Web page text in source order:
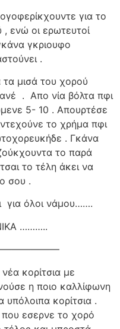
για το
, ενώ οι ερωτευτοί
γκριουφο
.
τα μισά του χορού
. Απο νία βόλτα πφι
5- 10 . Απουρτέσε
το χρήμα πφι
. Γκάνα
το παρά
το τέλη άκει να
σου .
για όλοι νάμου…….
………..
κορίτσια με
η ποιο καλλίφωνη
κορίτσια .
που εσερνε το χορό